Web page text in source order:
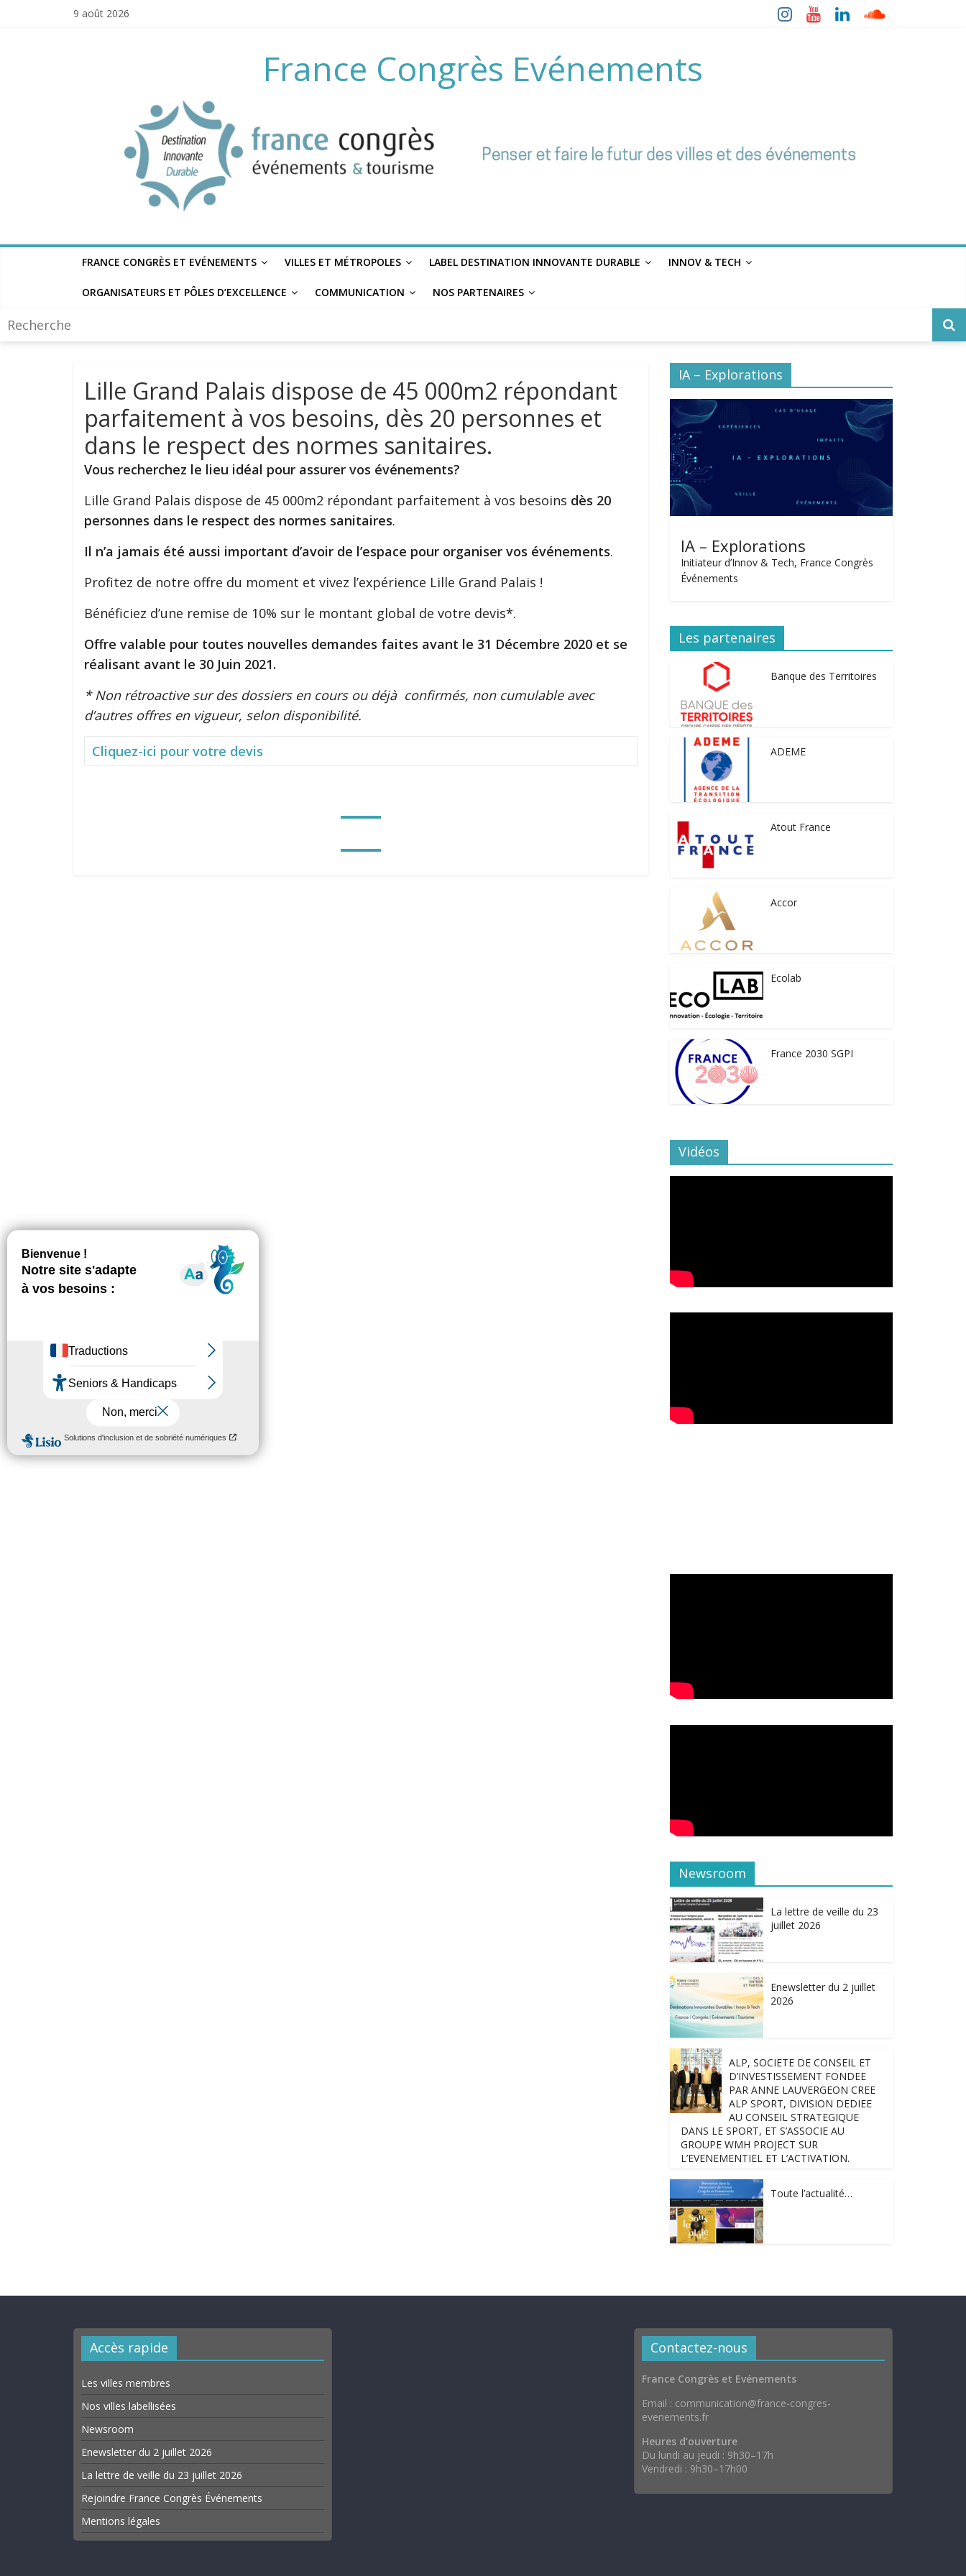
9 août 2026
France Congrès Evénements
FRANCE CONGRÈS ET EVÉNEMENTS VILLES ET MÉTROPOLES LABEL DESTINATION INNOVANTE DURABLE INNOV & TECH
ORGANISATEURS ET PÔLES D’EXCELLENCE COMMUNICATION NOS PARTENAIRES
Lille Grand Palais dispose de 45 000m2 répondant
parfaitement à vos besoins, dès 20 personnes et
dans le respect des normes sanitaires.
Vous recherchez le lieu idéal pour assurer vos événements?
Lille Grand Palais dispose de 45 000m2 répondant parfaitement à vos besoins dès 20
personnes dans le respect des normes sanitaires.
Il n’a jamais été aussi important d’avoir de l’espace pour organiser vos événements.
Profitez de notre offre du moment et vivez l’expérience Lille Grand Palais !
Bénéficiez d’une remise de 10% sur le montant global de votre devis*.
Offre valable pour toutes nouvelles demandes faites avant le 31 Décembre 2020 et se
réalisant avant le 30 Juin 2021.
* Non rétroactive sur des dossiers en cours ou déjà confirmés, non cumulable avec
d’autres offres en vigueur, selon disponibilité.
Cliquez-ici pour votre devis
IA – Explorations
IA – Explorations
Initiateur d’Innov & Tech, France Congrès
Événements
Les partenaires
Banque des Territoires
ADEME
Atout France
Accor
Ecolab
France 2030 SGPI
Vidéos
Newsroom
La lettre de veille du 23
juillet 2026
Enewsletter du 2 juillet
2026
ALP, SOCIETE DE CONSEIL ET
D’INVESTISSEMENT FONDEE
PAR ANNE LAUVERGEON CREE
ALP SPORT, DIVISION DEDIEE
AU CONSEIL STRATEGIQUE
DANS LE SPORT, ET S’ASSOCIE AU
GROUPE WMH PROJECT SUR
L’EVENEMENTIEL ET L’ACTIVATION.
Toute l’actualité…
Accès rapide
Les villes membres
Nos villes labellisées
Newsroom
Enewsletter du 2 juillet 2026
La lettre de veille du 23 juillet 2026
Rejoindre France Congrès Événements
Mentions légales
Contactez-nous
France Congrès et Evénements
Email : communication@france-congres-
evenements.fr
Heures d’ouverture
Du lundi au jeudi : 9h30–17h
Vendredi : 9h30–17h00